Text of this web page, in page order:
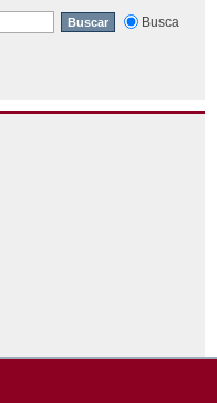
Busca